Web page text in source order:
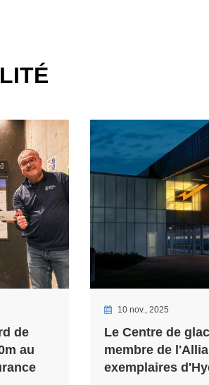
de
au
10 nov., 2025
Le Centre de
membre de
exemplaires